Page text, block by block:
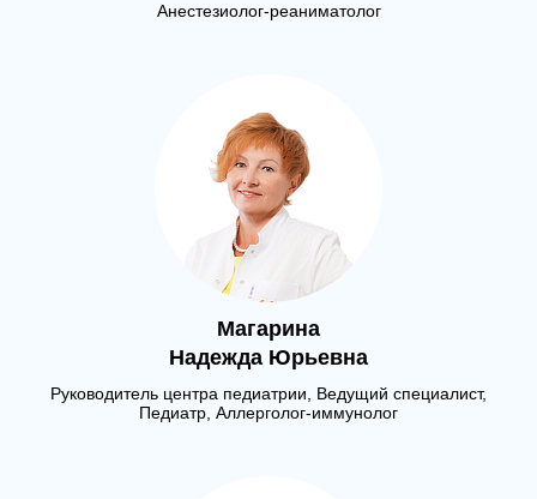
Анестезиолог-реаниматолог
Магарина
Надежда Юрьевна
Руководитель центра педиатрии, Ведущий специалист,
Педиатр, Аллерголог-иммунолог